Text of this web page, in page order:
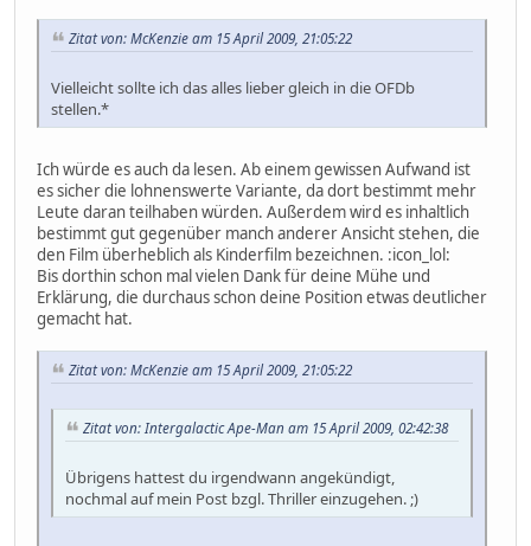
Zitat von: McKenzie am 15 April 2009, 21:05:22
Vielleicht sollte ich das alles lieber gleich in die OFDb
stellen.*
Ich würde es auch da lesen. Ab einem gewissen Aufwand ist
es sicher die lohnenswerte Variante, da dort bestimmt mehr
Leute daran teilhaben würden. Außerdem wird es inhaltlich
bestimmt gut gegenüber manch anderer Ansicht stehen, die
den Film überheblich als Kinderfilm bezeichnen. :icon_lol:
Bis dorthin schon mal vielen Dank für deine Mühe und
Erklärung, die durchaus schon deine Position etwas deutlicher
gemacht hat.
Zitat von: McKenzie am 15 April 2009, 21:05:22
Zitat von: Intergalactic Ape-Man am 15 April 2009, 02:42:38
Übrigens hattest du irgendwann angekündigt,
nochmal auf mein Post bzgl. Thriller einzugehen. ;)